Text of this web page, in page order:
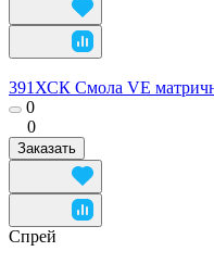
391ХСК Смола VE
0
0
Заказать
Спрей